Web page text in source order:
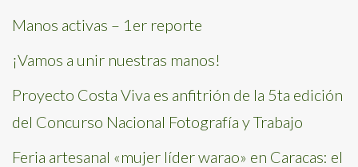
Manos activas – 1er reporte
¡Vamos a unir nuestras manos!
Proyecto Costa Viva es anfitrión de la 5ta edición
del Concurso Nacional Fotografía y Trabajo
Feria artesanal «mujer líder warao» en Caracas: el